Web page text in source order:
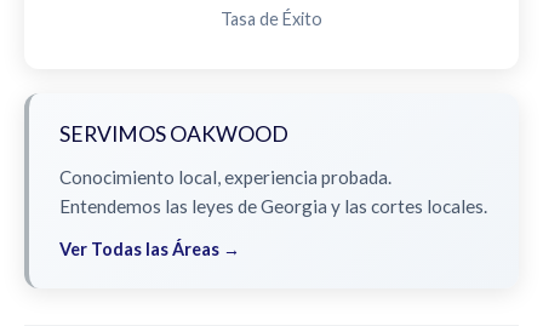
Tasa de Éxito
SERVIMOS OAKWOOD
Conocimiento local, experiencia probada.
Entendemos las leyes de Georgia y las cortes locales.
Ver Todas las Áreas →